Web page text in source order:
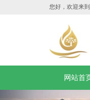
您好，欢迎来到
网站首